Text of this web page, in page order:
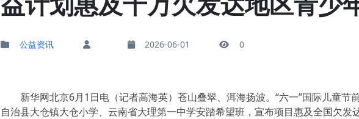
公益资讯 2026-06-01 0
新华网北京6月1日电（记者高海英）苍山叠翠、洱海扬波。“六一”国际儿童节
自治县大仓镇大仓小学、云南省大理第一中学安踏希望班，宣布项目惠及全国欠